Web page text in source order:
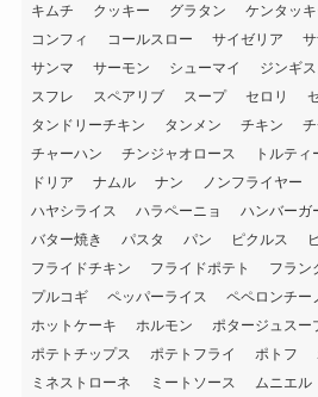
キムチ
クッキー グラタン ケンタッ
コンフィ
コールスロー サイゼリア
サンマ
サーモン シューマイ ジンギ
スフレ
スペアリブ スープ セロリ
タンドリーチキン
タンメン チキン チ
チャーハン
チンジャオロース トルティ
ドリア
ナムル ナン ノンフライヤー
ハヤシライス
ハラペーニョ ハンバーガ
バター焼き
パスタ パン ピクルス
フライドチキン
フライドポテト フラン
プルコギ
ペッパーライス ペペロンチー
ホットケーキ
ホルモン ポタージュスー
ポテトチップス
ポテトフライ ポトフ
ミネストローネ
ミートソース ムニエル